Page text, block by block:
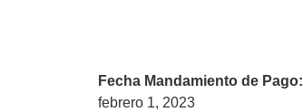
Fecha Mandamiento de Pago:
febrero 1, 2023